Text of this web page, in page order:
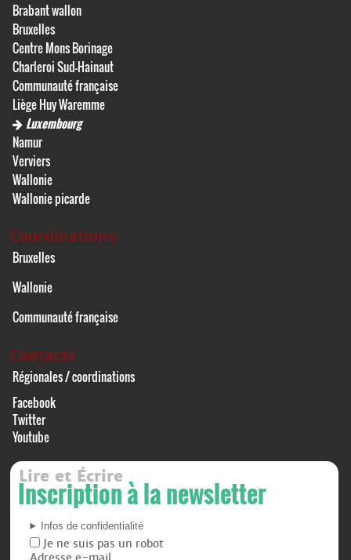
Brabant wallon
Bruxelles
Centre Mons Borinage
Charleroi Sud-Hainaut
Communauté française
Liège Huy Waremme
Luxembourg
Namur
Verviers
Wallonie
Wallonie picarde
Coordinations
Bruxelles
Wallonie
Communauté française
Contacts
Régionales / coordinations
Facebook
Twitter
Youtube
Lire et Écrire
Inscription à la newsletter
Infos de confidentialité
Je ne suis pas un robot